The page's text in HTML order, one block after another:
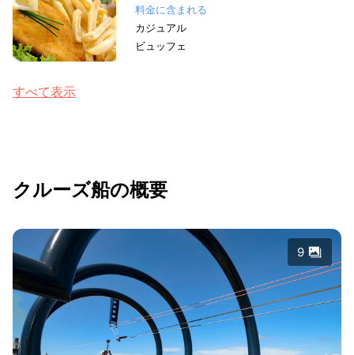
料金に含まれる
カジュアル
ビュッフェ
すべて表示
クルーズ船の概要
9